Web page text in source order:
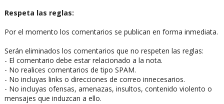
Respeta las reglas:
Por el momento los comentarios se publican en forma inmediata.
Serán eliminados los comentarios que no respeten las reglas:
- El comentario debe estar relacionado a la nota.
- No realices comentarios de tipo SPAM.
- No incluyas links o direcciones de correo innecesarios.
- No incluyas ofensas, amenazas, insultos, contenido violento o
mensajes que induzcan a ello.